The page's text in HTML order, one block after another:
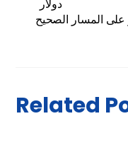
دولار
المسار الصحيح
Related